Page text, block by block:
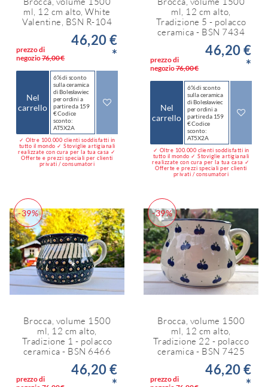
ml, 12 cm alto, White
Valentine, BSN R-104
prezzo di
negozio76,00 €
46,20 €
*
Nel
carrello
6% di sconto
sulla ceramica
di Bolesławiec
per ordini a
partire da 159
€ Codice
sconto:
AT5X2A
✓ Oltre 100.000 clienti soddisfatti in
tutto il mondo ✓ Stoviglie artigianali
realizzate con cura per la tua casa ✓
Offerte e prezzi speciali per clienti
privati / consumatori
ml, 12 cm alto,
Tradizione 5 - polacco
ceramica - BSN 7434
prezzo di
negozio76,00 €
46,20 €
*
Nel
carrello
6% di sconto
sulla ceramica
di Bolesławiec
per ordini a
partire da 159
€ Codice
sconto:
AT5X2A
✓ Oltre 100.000 clienti soddisfatti in
tutto il mondo ✓ Stoviglie artigianali
realizzate con cura per la tua casa ✓
Offerte e prezzi speciali per clienti
privati / consumatori
-39%
Brocca, volume 1500
ml, 12 cm alto,
Tradizione 1 - polacco
ceramica - BSN 6466
prezzo di
46,20 €
-39%
Brocca, volume 1500
ml, 12 cm alto,
Tradizione 22 - polacco
ceramica - BSN 7425
prezzo di
46,20 €